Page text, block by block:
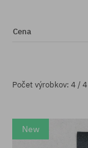
Cena
Počet výrobkov: 4 / 4
New